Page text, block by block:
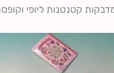
קטנטנות ליופי